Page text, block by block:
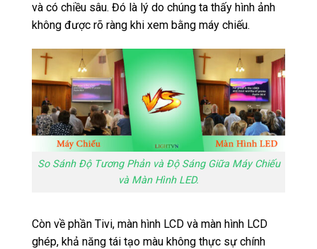
và có chiều sâu. Đó là lý do chúng ta thấy hình ảnh
không được rõ ràng khi xem bằng máy chiếu.
So Sánh Độ Tương Phản và Độ Sáng Giữa Máy Chiếu
và Màn Hình LED.
Còn về phần Tivi, màn hình LCD và màn hình LCD
ghép, khả năng tái tạo màu không thực sự chính